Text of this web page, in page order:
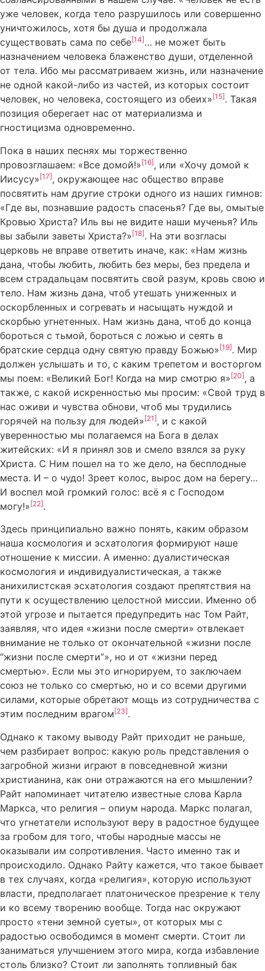
уже человек, когда тело разрушилось или совершенно
уничтожилось, хотя бы душа и продолжала
существовать сама по себе[14]… не может быть
назначением человека блаженство души, отделенной
от тела. Ибо мы рассматриваем жизнь, или назначение
не одной какой-либо из частей, из которых состоит
человек, но человека, состоящего из обеих»[15]. Такая
позиция оберегает нас от материализма и
гностицизма одновременно.
Пока в наших песнях мы торжественно
провозглашаем: «Все домой!»[16], или «Хочу домой к
Иисусу»[17], окружающее нас общество вправе
посвятить нам другие строки одного из наших гимнов:
«Где вы, познавшие радость спасенья? Где вы, омытые
Кровью Христа? Иль вы не видите наши мученья? Иль
вы забыли заветы Христа?»[18]. На эти возгласы
церковь не вправе ответить иначе, как: «Нам жизнь
дана, чтобы любить, любить без меры, без предела и
всем страдальцам посвятить свой разум, кровь свою и
тело. Нам жизнь дана, чтоб утешать униженных и
оскорбленных и согревать и насыщать нуждой и
скорбью угнетенных. Нам жизнь дана, чтоб до конца
бороться с тьмой, бороться с ложью и сеять в
братские сердца одну святую правду Божью»[19]. Мир
должен услышать и то, с каким трепетом и восторгом
мы поем: «Великий Бог! Когда на мир смотрю я»[20], а
также, с какой искренностью мы просим: «Свой труд в
нас оживи и чувства обнови, чтоб мы трудились
горячей на пользу для людей»[21], и с какой
уверенностью мы полагаемся на Бога в делах
житейских: «И я принял зов и смело взялся за руку
Христа. С Ним пошел на то же дело, на бесплодные
места. И – о чудо! Зреет колос, вырос дом на берегу…
И воспел мой громкий голос: всё я с Господом
могу!»[22].
Здесь принципиально важно понять, каким образом
наша космология и эсхатология формируют наше
отношение к миссии. А именно: дуалистическая
космология и индивидуалистическая, а также
анихилистская эсхатология создают препятствия на
пути к осуществлению целостной миссии. Именно об
этой угрозе и пытается предупредить нас Том Райт,
заявляя, что идея «жизни после смерти» отвлекает
внимание не только от окончательной «жизни после
“жизни после смерти”», но и от «жизни перед
смертью». Если мы это игнорируем, то заключаем
союз не только со смертью, но и со всеми другими
силами, которые обретают мощь из сотрудничества с
этим последним врагом[23].
Однако к такому выводу Райт приходит не раньше,
чем разбирает вопрос: какую роль представления о
загробной жизни играют в повседневной жизни
христианина, как они отражаются на его мышлении?
Райт напоминает читателю известные слова Карла
Маркса, что религия – опиум народа. Маркс полагал,
что угнетатели используют веру в радостное будущее
за гробом для того, чтобы народные массы не
оказывали им сопротивления. Часто именно так и
происходило. Однако Райту кажется, что такое бывает
в тех случаях, когда «религия», которую используют
власти, предполагает платоническое презрение к телу
и ко всему творению вообще. Тогда нас окружают
просто «тени земной суеты», от которых мы с
радостью освободимся в момент смерти. Стоит ли
заниматься улучшением этого мира, когда избавление
столь близко? Стоит ли заполнять топливный бак